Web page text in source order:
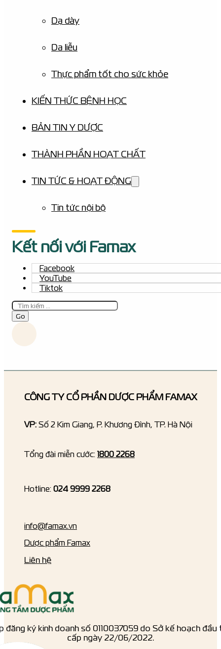
Dạ dày
Da liễu
Thực phẩm tốt cho sức khỏe
KIẾN THỨC BỆNH HỌC
BẢN TIN Y DƯỢC
THÀNH PHẦN HOẠT CHẤT
TIN TỨC & HOẠT ĐỘNG
Tin tức nội bộ
Kết nối với Famax
Facebook
YouTube
Tiktok
Tìm
kiếm
Go
đăng ký kinh doanh số ‎0110037059 do Sở kế hoạch đầu
cấp ngày 22/06/2022.
CÔNG TY CỔ PHẦN DƯỢC PHẨM FAMAX
VP: Số 2 Kim Giang, P. Khương Đình, TP. Hà Nội
Tổng đài miễn cước: 1800 2268
Hotline: 024 9999 2268
info@famax.vn
Dược phẩm Famax
Liên hệ